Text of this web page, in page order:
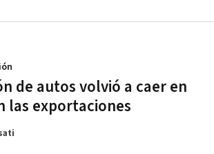
de autos volvió a caer en
las exportaciones